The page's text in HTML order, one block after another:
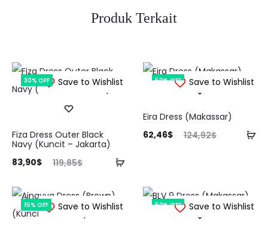
Produk Terkait
Save to Wishlist
30% OFF
Tambah
keranjang
Fiza Dress Outer Black
Navy (Kuncit – Jakarta)
119,85$
Harga
adalah:
119,85$.
83,90$
ini
Save to Wishlist
50% OFF
Eira Dress (Makassar)
124,92$
Harga
124,92$.
62,46$
adalah:
62,46$.
Save to Wishlist
15% OFF Save to Wishlist
50% OFF